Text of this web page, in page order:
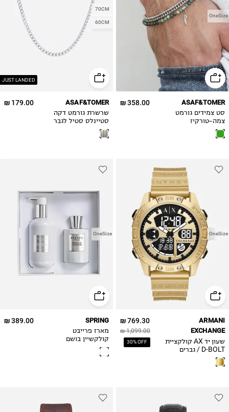
OneSize
358.00 ₪ ASAF&TOMER
סט צמידים גורמט
צמה-טורקיז
אפריקאי לגבר
JUST LANDED
70CM
60CM
179.00 ₪ ASAF&TOMER
שרשרת גורמט דקה
סטיינלס סטיל לגבר
OneSize
769.30 ₪
1,099.00 ₪
30% OFF
ARMANI
EXCHANGE
שעון יד AX קולקציית
D-BOLT / גברים
OneSize
389.00 ₪ SPRING
מארז פרייבט
קולקשיין בושם
+קרם גוף -סאפרן דה
לה מאנצ'ה